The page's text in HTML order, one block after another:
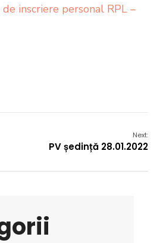
inscriere personal RPL –
Next:
PV ședință 28.01.2022